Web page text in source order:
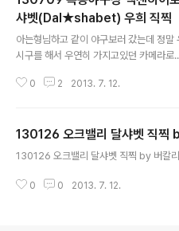
샤벳(Dal★shabet) 우희 직찍
아는형님하고 같이 야구보러 갔는데 정말
시구를 해서 우연히 가지고있던 카메라
0 2 2013. 7. 12.
130126 오크밸리 달샤벳 직찍
130126 오크밸리 달샤벳 직찍 by 버칼리
0 0 2013. 7. 12.